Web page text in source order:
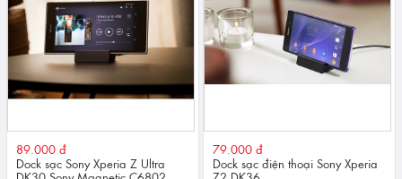
89.000 đ
Dock sạc Sony Xperia Z Ultra
79.000 đ
Dock sạc điện thoại Sony Xperia